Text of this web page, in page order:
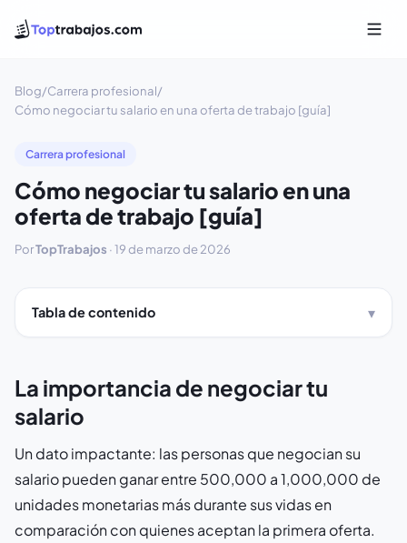
Blog/Carrera profesional/
Cómo negociar tu salario en una oferta de trabajo [guía]
Carrera profesional
Cómo negociar tu salario en una
oferta de trabajo [guía]
PorTopTrabajos ·19 de marzo de 2026
Tabla de contenido
La importancia de negociar tu
salario
Un dato impactante: las personas que negocian su
salario pueden ganar entre 500,000 a 1,000,000 de
unidades monetarias más durante sus vidas en
comparación con quienes aceptan la primera oferta.